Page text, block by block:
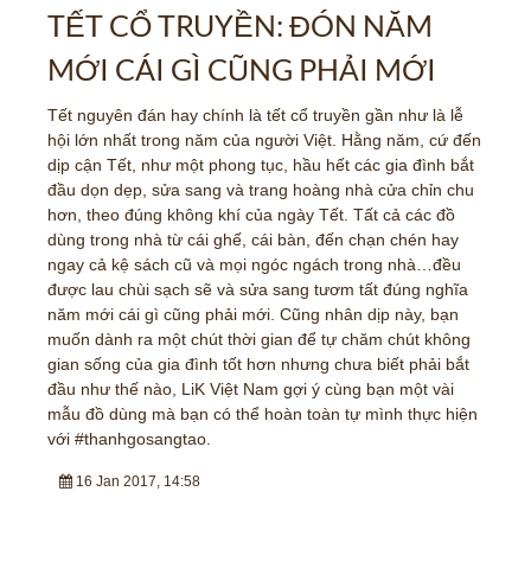
TẾT CỔ TRUYỀN: ĐÓN NĂM
MỚI CÁI GÌ CŨNG PHẢI MỚI
Tết nguyên đán hay chính là tết cổ truyền gần như là lễ
hội lớn nhất trong năm của người Việt. Hằng năm, cứ đến
dịp cận Tết, như một phong tục, hầu hết các gia đình bắt
đầu dọn dẹp, sửa sang và trang hoàng nhà cửa chỉn chu
hơn, theo đúng không khí của ngày Tết. Tất cả các đồ
dùng trong nhà từ cái ghế, cái bàn, đến chạn chén hay
ngay cả kệ sách cũ và mọi ngóc ngách trong nhà…đều
được lau chùi sạch sẽ và sửa sang tươm tất đúng nghĩa
năm mới cái gì cũng phải mới. Cũng nhân dịp này, bạn
muốn dành ra một chút thời gian để tự chăm chút không
gian sống của gia đình tốt hơn nhưng chưa biết phải bắt
đầu như thế nào, LiK Việt Nam gợi ý cùng bạn một vài
mẫu đồ dùng mà bạn có thể hoàn toàn tự mình thực hiện
với #thanhgosangtao.
16 Jan 2017, 14:58